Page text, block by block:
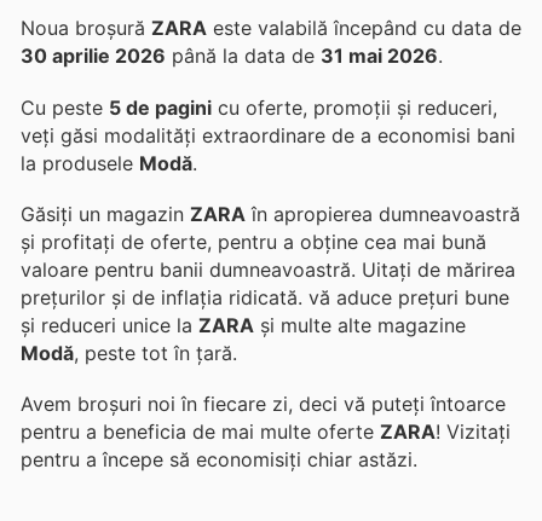
Noua broșură ZARA este valabilă începând cu data de
30 aprilie 2026 până la data de 31 mai 2026.
Cu peste 5 de pagini cu oferte, promoții și reduceri,
veți găsi modalități extraordinare de a economisi bani
la produsele Modă.
Găsiți un magazin ZARA în apropierea dumneavoastră
și profitați de oferte, pentru a obține cea mai bună
valoare pentru banii dumneavoastră. Uitați de mărirea
prețurilor și de inflația ridicată. vă aduce prețuri bune
și reduceri unice la ZARA și multe alte magazine
Modă, peste tot în țară.
Avem broșuri noi în fiecare zi, deci vă puteți întoarce
pentru a beneficia de mai multe oferte ZARA! Vizitați
pentru a începe să economisiți chiar astăzi.